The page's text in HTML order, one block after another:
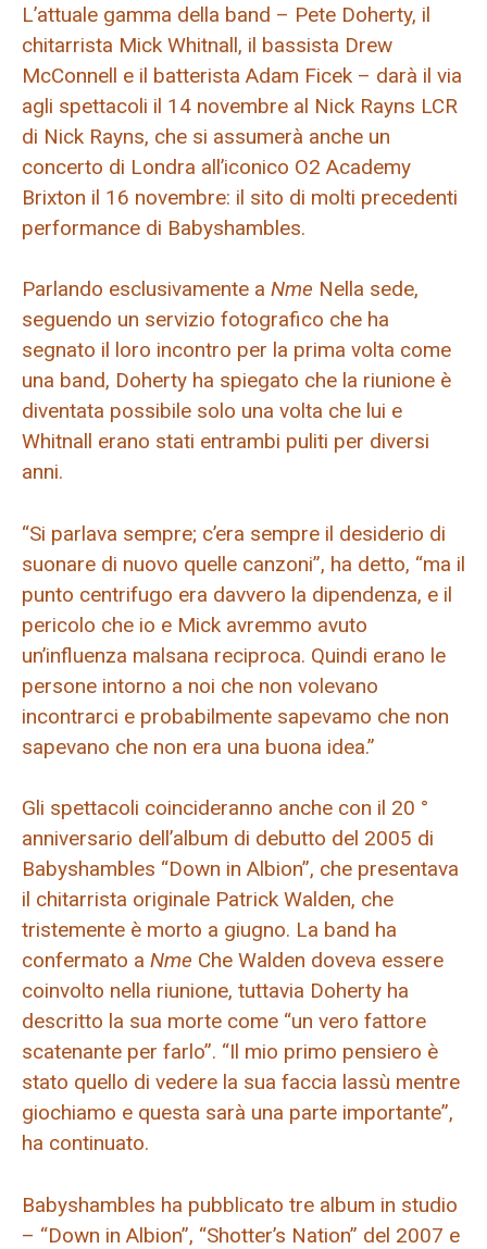
L’attuale gamma della band – Pete Doherty, il
chitarrista Mick Whitnall, il bassista Drew
McConnell e il batterista Adam Ficek – darà il via
agli spettacoli il 14 novembre al Nick Rayns LCR
di Nick Rayns, che si assumerà anche un
concerto di Londra all’iconico O2 Academy
Brixton il 16 novembre: il sito di molti precedenti
performance di Babyshambles.
Parlando esclusivamente a Nme Nella sede,
seguendo un servizio fotografico che ha
segnato il loro incontro per la prima volta come
una band, Doherty ha spiegato che la riunione è
diventata possibile solo una volta che lui e
Whitnall erano stati entrambi puliti per diversi
anni.
“Si parlava sempre; c’era sempre il desiderio di
suonare di nuovo quelle canzoni”, ha detto, “ma il
punto centrifugo era davvero la dipendenza, e il
pericolo che io e Mick avremmo avuto
un’influenza malsana reciproca. Quindi erano le
persone intorno a noi che non volevano
incontrarci e probabilmente sapevamo che non
sapevano che non era una buona idea.”
Gli spettacoli coincideranno anche con il 20 °
anniversario dell’album di debutto del 2005 di
Babyshambles “Down in Albion”, che presentava
il chitarrista originale Patrick Walden, che
tristemente è morto a giugno. La band ha
confermato a Nme Che Walden doveva essere
coinvolto nella riunione, tuttavia Doherty ha
descritto la sua morte come “un vero fattore
scatenante per farlo”. “Il mio primo pensiero è
stato quello di vedere la sua faccia lassù mentre
giochiamo e questa sarà una parte importante”,
ha continuato.
Babyshambles ha pubblicato tre album in studio
– “Down in Albion”, “Shotter’s Nation” del 2007 e